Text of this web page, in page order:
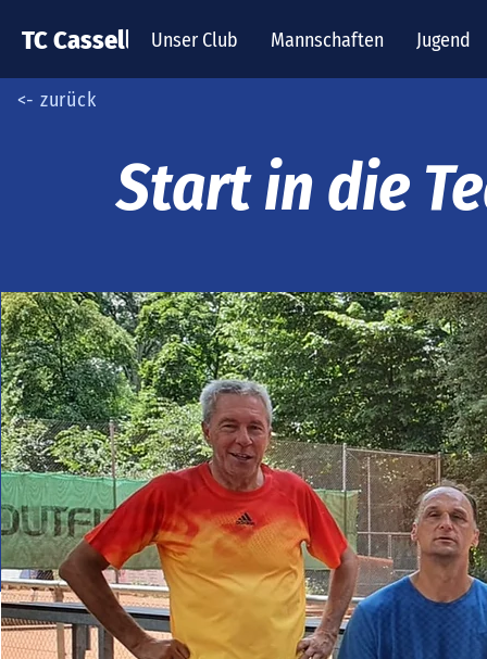
TC Cassella Unser Club Mannschaften Jugend
Start in die
<- zurück